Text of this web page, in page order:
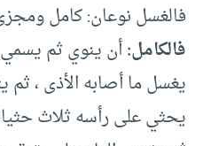
فالغسل نوعان: كامل
فالكامل:أن ينوي ثم يسمي
يغسل ما أصابه الأذى ،
يحثي على رأسه ثلاث